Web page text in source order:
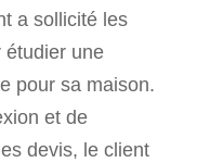
a sollicité les
étudier une
pour sa maison.
et de
devis, le client